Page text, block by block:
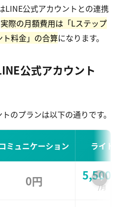
LINE公式アカウントとの連携
実際の月額費用は「Lステップ
料金」の合算になります。
公式アカウント
のプランは以下の通りです。
コミュニケーション ライト
0円 5,500円
/月